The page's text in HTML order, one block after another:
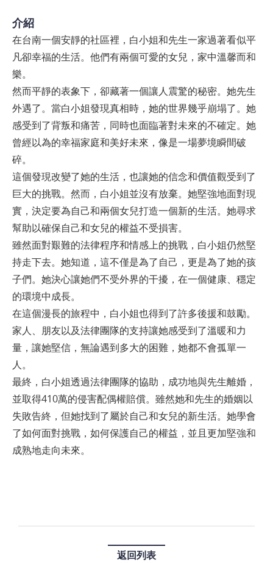
介紹
在台南一個安靜的社區裡，白小姐和先生一家過著看似平
凡卻幸福的生活。他們有兩個可愛的女兒，家中溫馨而和
樂。
然而平靜的表象下，卻藏著一個讓人震驚的秘密。她先生
外遇了。當白小姐發現真相時，她的世界幾乎崩塌了。她
感受到了背叛和痛苦，同時也面臨著對未來的不確定。她
曾經以為的幸福家庭和美好未來，像是一場夢境瞬間破
碎。
這個發現改變了她的生活，也讓她的信念和價值觀受到了
巨大的挑戰。然而，白小姐並沒有放棄。她堅強地面對現
實，決定要為自己和兩個女兒打造一個新的生活。她尋求
幫助以確保自己和女兒的權益不受損害。
雖然面對艱難的法律程序和情感上的挑戰，白小姐仍然堅
持走下去。她知道，這不僅是為了自己，更是為了她的孩
子們。她決心讓她們不受外界的干擾，在一個健康、穩定
的環境中成長。
在這個漫長的旅程中，白小姐也得到了許多後援和鼓勵。
家人、朋友以及法律團隊的支持讓她感受到了溫暖和力
量，讓她堅信，無論遇到多大的困難，她都不會孤單一
人。
最終，白小姐透過法律團隊的協助，成功地與先生離婚，
並取得410萬的侵害配偶權賠償。雖然她和先生的婚姻以
失敗告終，但她找到了屬於自己和女兒的新生活。她學會
了如何面對挑戰，如何保護自己的權益，並且更加堅強和
成熟地走向未來。
返回列表